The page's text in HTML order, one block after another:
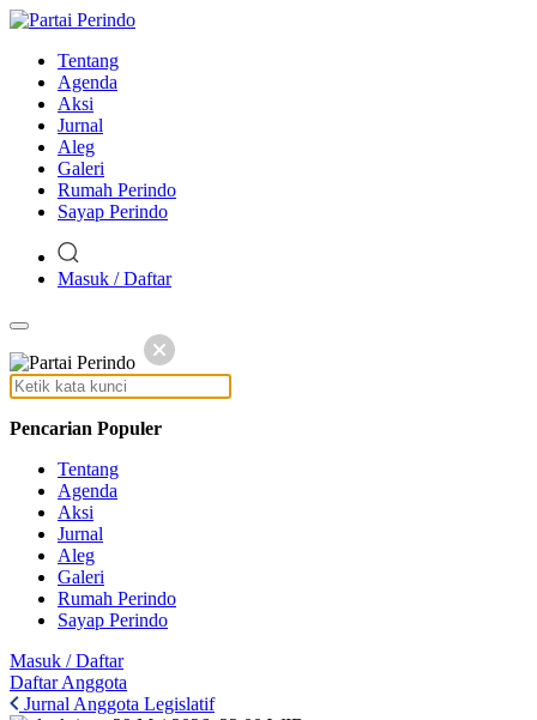
Tentang
Agenda
Aksi
Jurnal
Aleg
Galeri
Rumah Perindo
Sayap Perindo
Masuk / Daftar
Pencarian Populer
Tentang
Agenda
Aksi
Jurnal
Aleg
Galeri
Rumah Perindo
Sayap Perindo
Masuk / Daftar
Daftar Anggota
Jurnal Anggota Legislatif